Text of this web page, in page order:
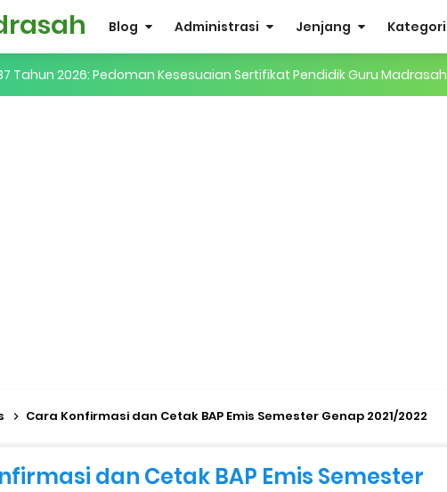
Blog Administrasi Jenjang Kategori
Tahun 2026: Pedoman Kesesuaian Sertifikat Pendidik Guru Madrasah
Pelatihan AI Gemini Academy
Cara Konfirmasi dan Cetak BAP Emis Semester Genap 2021/2022
dan Cetak BAP Emis Semester